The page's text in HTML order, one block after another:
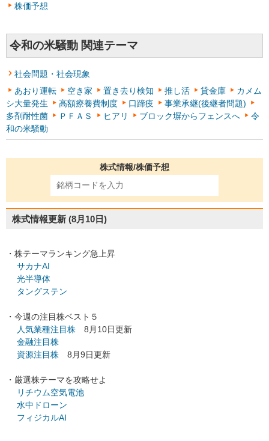
株価予想
令和の米騒動 関連テーマ
社会問題・社会現象
あおり運転
空き家 置き去り検知 推し活 貸金庫
カメム
シ大量発生
高額療養費制度 口蹄疫
事業承継(後継者問題)
多剤耐性菌
ＰＦＡＳ ヒアリ ブロック塀からフェンスへ
令
和の米騒動
株式情報/株価予想
株式情報更新 (8月10日)
・株テーマランキング急上昇
サカナAI
光半導体
タングステン
・今週の注目株ベスト５
人気業種注目株 8月10日更新
金融注目株
資源注目株 8月9日更新
・厳選株テーマを攻略せよ
リチウム空気電池
水中ドローン
フィジカルAI